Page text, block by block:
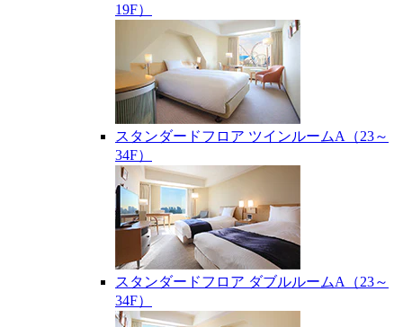
19F）
スタンダードフロア ツインルームA（23～
34F）
スタンダードフロア ダブルルームA（23～
34F）